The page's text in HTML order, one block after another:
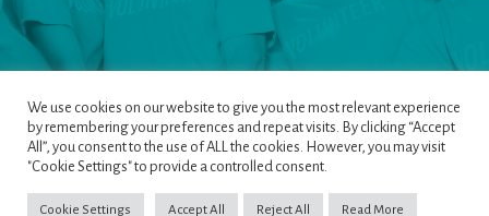
Pages|Privacy Policy|Terms & Conditions
Cookie Policy
We use cookies on our website to give you the most relevant experience
by remembering your preferences and repeat visits. By clicking “Accept
All”, you consent to the use of ALL the cookies. However, you may visit
"Cookie Settings" to provide a controlled consent.
Cookie Settings Accept All Reject All Read More